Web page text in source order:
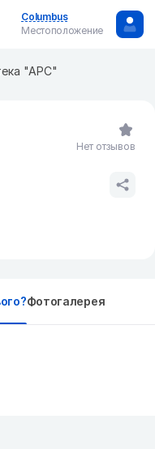
Columbus
Местоположение
"АРС"
Нет отзывов
Фотогалерея